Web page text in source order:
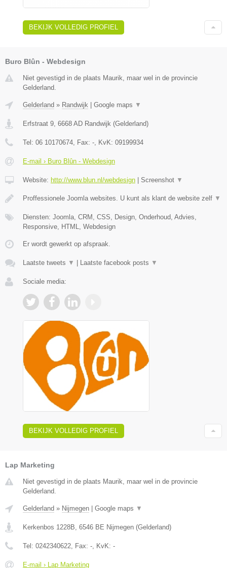
BEKIJK VOLLEDIG PROFIEL
Buro Blûn - Webdesign
Niet gevestigd in de plaats Maurik, maar wel in de provincie
Gelderland.
Gelderland » Randwijk | Google maps ▼
Erfstraat 9 6668 AD Randwijk (Gelderland)
Tel: 06 10170674 , Fax: - , KvK: 09199934
E-mail › Buro Blûn - Webdesign
Website: http://www.blun.nl/webdesign | Screenshot ▼
Proffessionele Joomla websites. U kunt als klant de website zelf ▼
Diensten: Joomla, CRM, CSS, Design, Onderhoud, Advies,
Responsive, HTML, Webdesign
Er wordt gewerkt op afspraak.
Laatste tweets ▼ | Laatste facebook posts ▼
Sociale media:
BEKIJK VOLLEDIG PROFIEL
Lap Marketing
Niet gevestigd in de plaats Maurik, maar wel in de provincie
Gelderland.
Gelderland » Nijmegen Google maps ▼
Kerkenbos 1228B, 6546 BE Nijmegen (Gelderland)
Tel: 0242340622, Fax: -, KvK: -
E-mail › Lap Marketing